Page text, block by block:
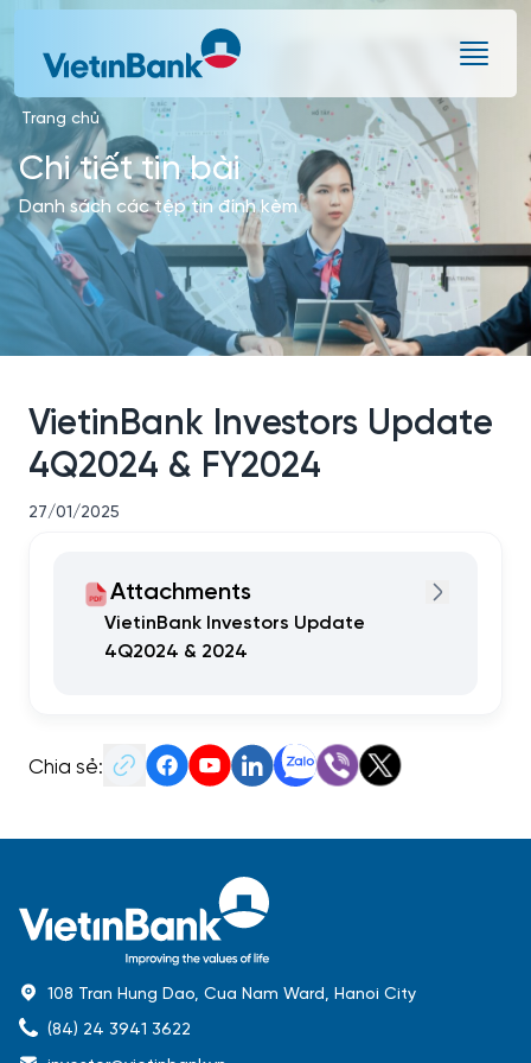
Trang chủ
Chi tiết tin bài
Danh sách các tệp tin đính kèm
VietinBank Investors Update
4Q2024 & FY2024
27/01/2025
Attachments
VietinBank Investors Update
4Q2024 & 2024
Chia sẻ:
108 Tran Hung Dao, Cua Nam Ward, Hanoi City
(84) 24 3941 3622